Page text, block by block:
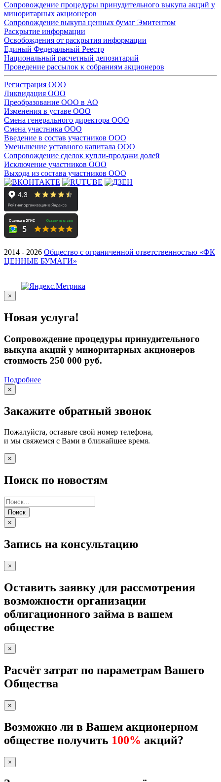
Сопровождение процедуры принудительного выкупа акций у
миноритарных акционеров
Сопровождение выкупа ценных бумаг Эмитентом
Раскрытие информации
Освобождения от раскрытия информации
Единый Федеральный Реестр
Национальный расчетный депозитарий
Проведение рассылок к собраниям акционеров
Регистрация ООО
Ликвидация ООО
Преобразование ООО в АО
Изменения в уставе ООО
Смена генерального директора ООО
Смена участника ООО
Введение в состав участников ООО
Уменьшение уставного капитала ООО
Сопровождение сделок купли-продажи долей
Исключение участников ООО
Выхода из состава участников ООО
2014 - 2026 Общество с ограниченной ответственностью «ФК
ЦЕННЫЕ БУМАГИ»
×
Новая услуга!
Сопровождение процедуры принудительного
выкупа акций у миноритарных акционеров
стоимость 250 000 руб.
Подробнее
×
Закажите обратный звонок
Пожалуйста, оставьте свой номер телефона,
и мы свяжемся с Вами в ближайшее время.
×
Поиск по новостям
Поиск
×
Запись на консультацию
×
Оставить заявку для рассмотрения
возможности организации
облигационного займа в вашем
обществе
×
Расчёт затрат по параметрам Вашего
Общества
×
Возможно ли в Вашем акционерном
обществе получить 100% акций?
×